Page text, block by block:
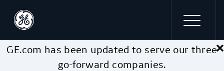
Skip to main content ×
GE.com has been updated to serve our three
go-forward companies.